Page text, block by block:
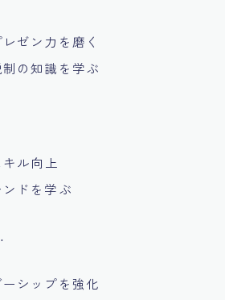
ゼン力を磨く
の知識を学ぶ
ル向上
ドを学ぶ
シップを強化